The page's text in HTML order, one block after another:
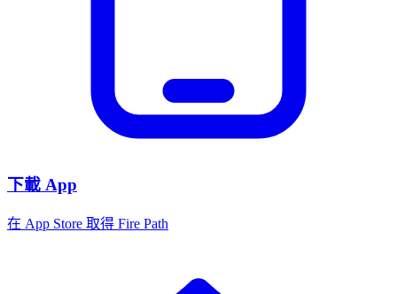
下載 App
在 App Store 取得 Fire Path